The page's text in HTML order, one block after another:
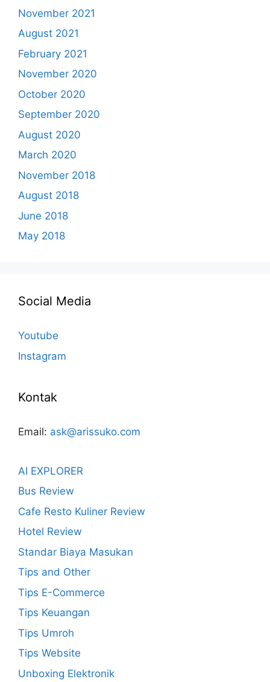
November 2021
August 2021
February 2021
November 2020
October 2020
September 2020
August 2020
March 2020
November 2018
August 2018
June 2018
May 2018
Social Media
Youtube
Instagram
Kontak
Email: ask@arissuko.com
AI EXPLORER
Bus Review
Cafe Resto Kuliner Review
Hotel Review
Standar Biaya Masukan
Tips and Other
Tips E-Commerce
Tips Keuangan
Tips Umroh
Tips Website
Unboxing Elektronik